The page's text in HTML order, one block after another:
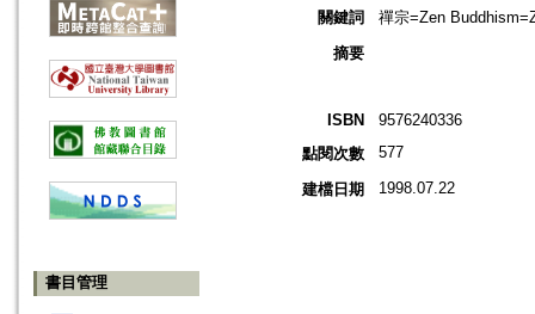
書目管理
關鍵詞
禪宗=Zen
摘要
ISBN
9576240336
點閱次數
577
建檔日期 1998.07.22